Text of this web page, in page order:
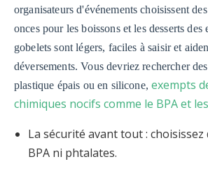
organisateurs d'événements choisissent
onces pour les boissons et les desserts des
gobelets sont légers, faciles à saisir et
déversements. Vous devriez rechercher
plastique épais ou en silicone,exempts
chimiques nocifs comme le BPA et
La sécurité avant tout : choisissez
BPA ni phtalates.